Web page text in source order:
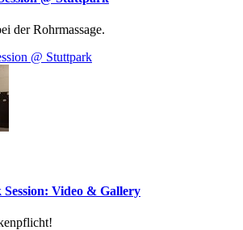
der Rohrmassage.
@ Stuttpark
Video & Gallery